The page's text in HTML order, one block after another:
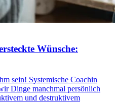
Wünsche:
sein! Systemische Coachin
Dinge manchmal persönlich
und destruktivem